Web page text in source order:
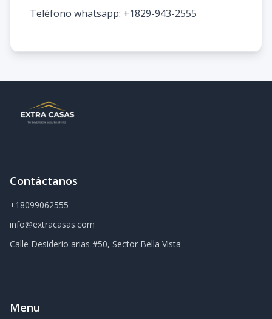
Teléfono whatsapp: +1829-943-2555
Contáctanos
+18099062555
info@extracasas.com
Calle Desiderio arias #50, Sector Bella Vista
Menu